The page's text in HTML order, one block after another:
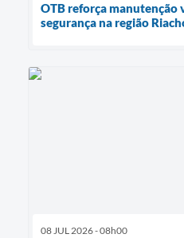
OTB reforça manutenção
segurança na região
08 JUL 2026 - 08h00